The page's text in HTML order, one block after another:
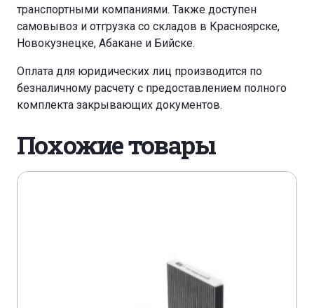
транспортными компаниями. Также доступен
самовывоз и отгрузка со складов в Красноярске,
Новокузнецке, Абакане и Бийске.
Оплата для юридических лиц производится по
безналичному расчету с предоставлением полного
комплекта закрывающих документов.
Похожие товары